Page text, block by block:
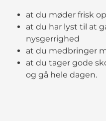
at du møder frisk
at du har lyst til at
nysgerrighed
at du medbringer
at du tager gode
og gå hele dagen.